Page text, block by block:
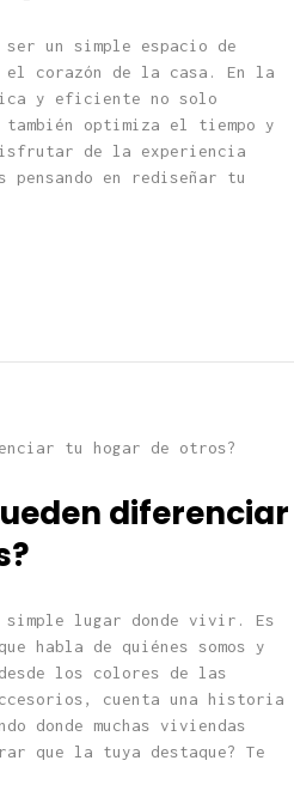
ser un simple espacio de
el corazón de la casa. En la
y eficiente no solo
optimiza el tiempo y
de la experiencia
en rediseñar tu
diferenciar
simple lugar donde vivir. Es
habla de quiénes somos y
los colores de las
cuenta una historia
donde muchas viviendas
que la tuya destaque? Te